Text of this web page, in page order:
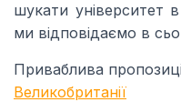
шукати університет
ми відповідаємо в
Приваблива
Великобританії